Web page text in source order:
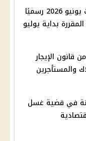
تبكير موعد صرف مرتبات يونيو 2026 رسميًا
بداية يوليو
في 5 مواد من قانون الإيجار
والمستأجرين
في قضية غسل